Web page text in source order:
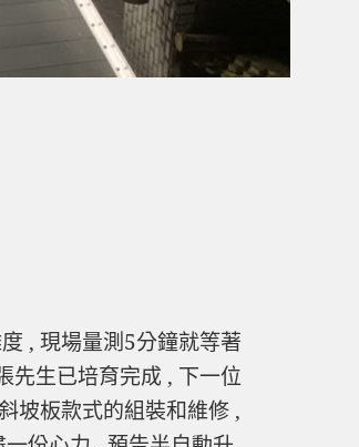
, 現場量測5分鐘就等著
先生已培育完成 , 下一位
坡板款式的組裝和維修 ,